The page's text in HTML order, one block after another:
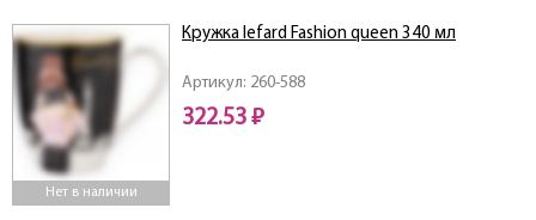
Нет в наличии
Артикул: 260-588
Кружка lefard Fashion queen 340 мл
322.53 ₽